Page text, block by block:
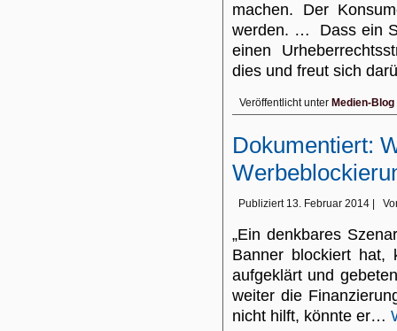
machen. Der
werden. … Dass ein
einen
dies und freut sich
Veröffentlicht unter Medien-Blog
Dokumentiert:
Publiziert 13. Februar 2014
„Ein denkbares
Banner blockiert hat,
aufgeklärt und
weiter die
nicht hilft, könnte er…